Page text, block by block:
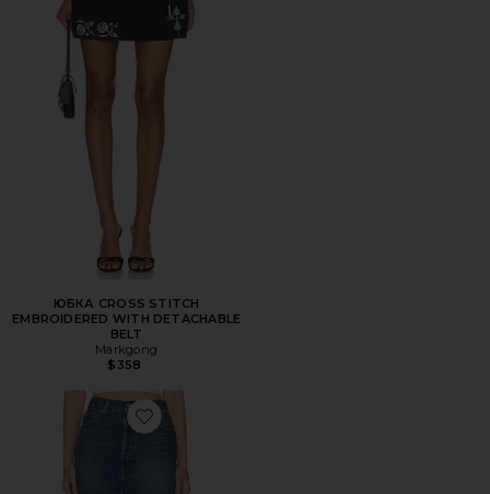
ЮБКА CROSS STITCH
EMBROIDERED WITH DETACHABLE
BELT
Markgong
$358
Favorite ДЖИНСОВАЯ ЮБКА ICON